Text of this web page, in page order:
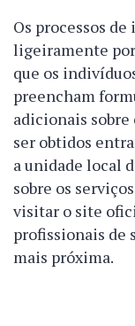
Os processos
ligeiramente
que os
preencham
adicionais
ser obtidos
a unidade local
sobre os
visitar o site
profissionais de
mais próxima.